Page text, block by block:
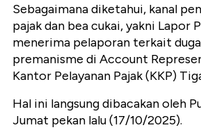
Sebagaimana diketahui, kanal
pajak dan bea cukai, yakni Lapor
menerima pelaporan terkait
premanisme di Account
Kantor Pelayanan Pajak (KKP)
Hal ini langsung dibacakan oleh
Jumat pekan lalu (17/10/2025).